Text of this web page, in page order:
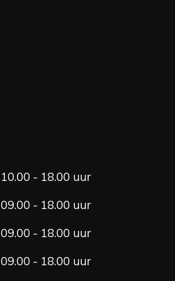
10.00 - 18.00 uur
09.00 - 18.00 uur
09.00 - 18.00 uur
09.00 - 18.00 uur